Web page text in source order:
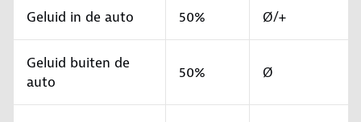
Geluid in de auto 50% Ø/+
Geluid buiten de
auto
50% Ø